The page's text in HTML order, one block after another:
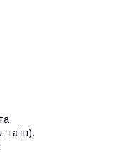
та ін).